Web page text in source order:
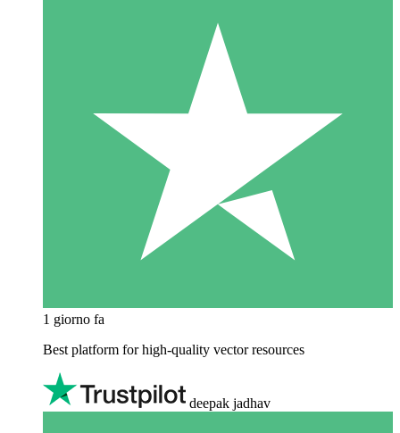
1 giorno fa
Best platform for high-quality vector resources
deepak jadhav